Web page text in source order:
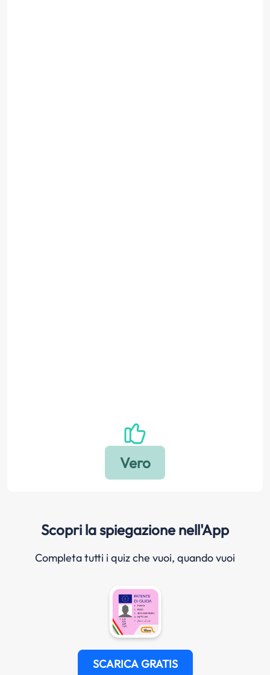
Scopri la spiegazione nell'App
Completa tutti i quiz che vuoi, quando vuoi
SCARICA GRATIS